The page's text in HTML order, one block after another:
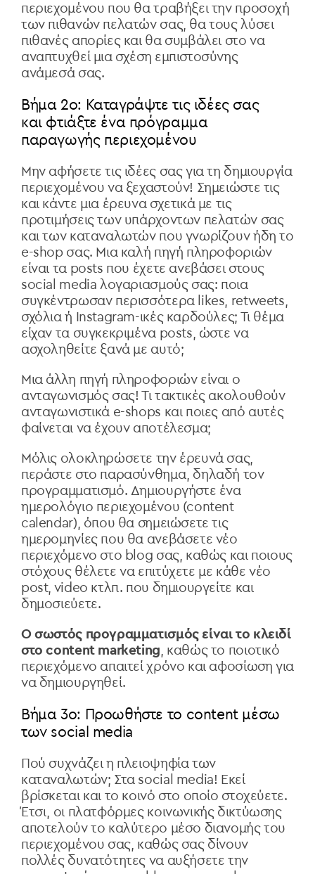
περιεχομένου που θα τραβήξει την προσοχή
των πιθανών πελατών σας, θα τους λύσει
πιθανές απορίες και θα συμβάλει στο να
αναπτυχθεί μια σχέση εμπιστοσύνης
ανάμεσά σας.
Βήμα 2ο: Καταγράψτε τις ιδέες σας
και φτιάξτε ένα πρόγραμμα
παραγωγής περιεχομένου
Μην αφήσετε τις ιδέες σας για τη δημιουργία
περιεχομένου να ξεχαστούν! Σημειώστε τις
και κάντε μια έρευνα σχετικά με τις
προτιμήσεις των υπάρχοντων πελατών σας
και των καταναλωτών που γνωρίζουν ήδη το
e-shop σας. Μια καλή πηγή πληροφοριών
είναι τα posts που έχετε ανεβάσει στους
social media λογαριασμούς σας: ποια
συγκέντρωσαν περισσότερα likes, retweets,
σχόλια ή Instagram-ικές καρδούλες; Τι θέμα
είχαν τα συγκεκριμένα posts, ώστε να
ασχοληθείτε ξανά με αυτό;
Μια άλλη πηγή πληροφοριών είναι ο
ανταγωνισμός σας! Τι τακτικές ακολουθούν
ανταγωνιστικά e-shops και ποιες από αυτές
φαίνεται να έχουν αποτέλεσμα;
Μόλις ολοκληρώσετε την έρευνά σας,
περάστε στο παρασύνθημα, δηλαδή τον
προγραμματισμό. Δημιουργήστε ένα
ημερολόγιο περιεχομένου (content
calendar), όπου θα σημειώσετε τις
ημερομηνίες που θα ανεβάσετε νέο
περιεχόμενο στο blog σας, καθώς και ποιους
στόχους θέλετε να επιτύχετε με κάθε νέο
post, video κτλπ. που δημιουργείτε και
δημοσιεύετε.
Ο σωστός προγραμματισμός είναι το κλειδί
στο content marketing , καθώς το ποιοτικό
περιεχόμενο απαιτεί χρόνο και αφοσίωση για
να δημιουργηθεί.
Βήμα 3ο: Προωθήστε το content μέσω
των social media
Πού συχνάζειη πλειοψηφία των
καταναλωτών; Στα social media! Εκεί
βρίσκεται και το κοινό στο οποίο στοχεύετε.
Έτσι, οι πλατφόρμες κοινωνικής δικτύωσης
αποτελούν το καλύτερο μέσο διανομής του
περιεχομένου σας, καθώς σας δίνουν
πολλές δυνατότητες να αυξήσετε την